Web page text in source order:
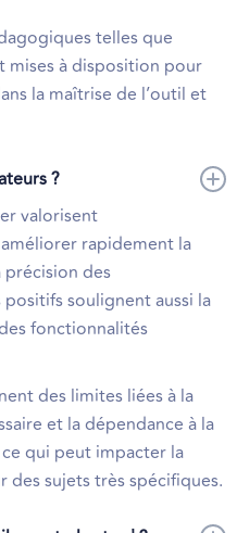
telles que
mises à disposition pour
la maîtrise de l’outil et
?
valorisent
rapidement la
précision des
soulignent aussi la
fonctionnalités
des limites liées à la
et la dépendance à la
qui peut impacter la
des sujets très spécifiques.